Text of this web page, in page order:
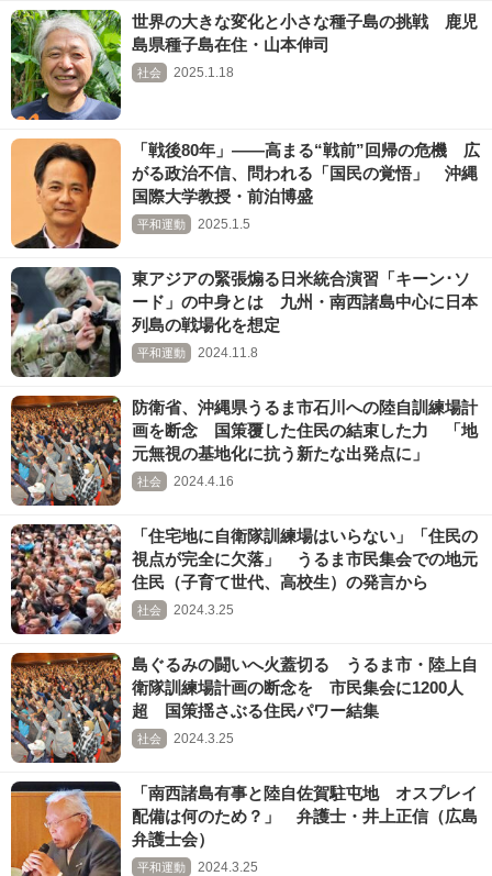
世界の大きな変化と小さな種子島の挑戦 鹿児
島県種子島在住・山本伸司
社会 2025.1.18
「戦後80年」――高まる“戦前”回帰の危機 広
がる政治不信、問われる「国民の覚悟」 沖縄
国際大学教授・前泊博盛
平和運動 2025.1.5
東アジアの緊張煽る日米統合演習「キーン･ソ
ード」の中身とは 九州・南西諸島中心に日本
列島の戦場化を想定
平和運動 2024.11.8
防衛省、沖縄県うるま市石川への陸自訓練場計
画を断念 国策覆した住民の結束した力 「地
元無視の基地化に抗う新たな出発点に」
社会 2024.4.16
「住宅地に自衛隊訓練場はいらない」「住民の
視点が完全に欠落」 うるま市民集会での地元
住民（子育て世代、高校生）の発言から
社会 2024.3.25
島ぐるみの闘いへ火蓋切る うるま市・陸上自
衛隊訓練場計画の断念を 市民集会に1200人
超 国策揺さぶる住民パワー結集
社会 2024.3.25
「南西諸島有事と陸自佐賀駐屯地 オスプレイ
配備は何のため？」 弁護士・井上正信（広島
弁護士会）
平和運動 2024.3.25